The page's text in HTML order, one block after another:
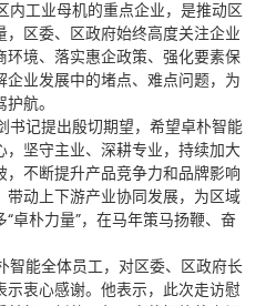
工业母机的重点企业，是推动区
区委、区政府始终高度关注企业
境、落实惠企政策、强化要素保
业发展中的堵点、难点问题，为
航。
记提出殷切期望，希望卓朴智能
坚守主业、深耕专业，持续加大
不断提升产品竞争力和品牌影响
动上下游产业协同发展，为区域
卓朴力量”，在马年策马扬鞭、奋
能全体员工，对区委、区政府长
衷心感谢。他表示，此次走访慰